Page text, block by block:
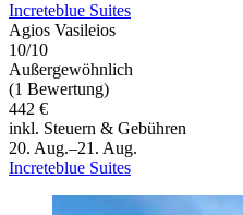
Increteblue Suites
Agios Vasileios
10/10
Außergewöhnlich
(1 Bewertung)
442 €
inkl. Steuern & Gebühren
20. Aug.–21. Aug.
Increteblue Suites